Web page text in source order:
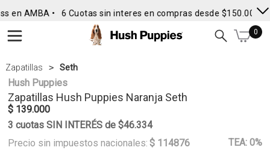
en AMBA • 6 Cuotas sin interes en compras desde $150.000 •
0
Zapatillas Seth
Hush Puppies
Zapatillas Hush Puppies Naranja Seth
$ 139.000
3 cuotas SIN INTERÉS de $46.334
Precio sin impuestos nacionales: $ 114876 TEA: 0%